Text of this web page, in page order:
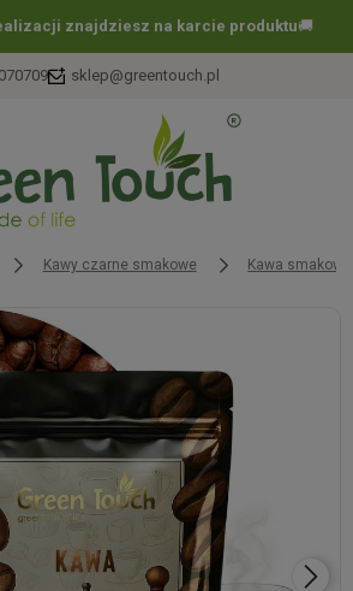
znajdziesz na karcie produktu🚚
sklep@greentouch.pl
Kawy czarne smakowe Kawa